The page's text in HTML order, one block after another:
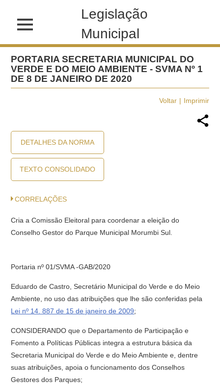
Legislação
Municipal
PORTARIA SECRETARIA MUNICIPAL DO
VERDE E DO MEIO AMBIENTE - SVMA Nº 1
DE 8 DE JANEIRO DE 2020
Voltar Imprimir
DETALHES DA NORMA
TEXTO CONSOLIDADO
CORRELAÇÕES
Cria a Comissão Eleitoral para coordenar a eleição do
Conselho Gestor do Parque Municipal Morumbi Sul.
Portaria nº 01/SVMA -GAB/2020
Eduardo de Castro, Secretário Municipal do Verde e do Meio
Ambiente, no uso das atribuições que lhe são conferidas pela
Lei nº 14. 887 de 15 de janeiro de 2009;
CONSIDERANDO que o Departamento de Participação e
Fomento a Políticas Públicas integra a estrutura básica da
Secretaria Municipal do Verde e do Meio Ambiente e, dentre
suas atribuições, apoia o funcionamento dos Conselhos
Gestores dos Parques;